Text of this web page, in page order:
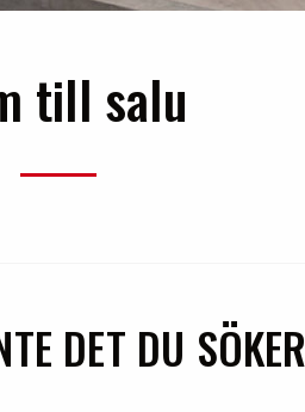
till salu
DET DU